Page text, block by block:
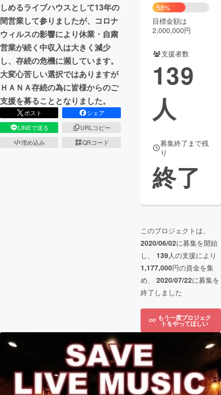
CAMPFIRE for Social Good
CAMPFIRE Creation
CAMPFIREふるさと納税machi-ya コミュニティ
しめるライブハウスとして13年の
間営業して参りましたが、コロナ
ウィルスの影響により休業・自粛
営業が続く中収入は大きく減少
し、存続の危機に瀕しています。
大変心苦しい選択ではありますが
ＨＡＮＡ存続の為に皆様からのご
支援を募ることとなりました。
ポスト
シェア
LINEで送る
URLコピー
埋め込み
QRコード
58%
目標金額は
2,000,000円
支援者数
139
人
募集終了まで残
り
終了
このプロジェクトは、
2020/06/02に募集を開始
し、 139人の支援により
1,177,000円の資金を集
め、 2020/07/22に募集を
終了しました
もう一度プロジェク
トをやってほしい